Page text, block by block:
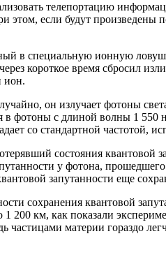
телепортацию
этом, если будут
в специальную ионную
короткое время сбросил
ион.
он излучает фотоны
фотоны с длиной волны 1 550
со стандартной частотой,
состояния квантовой
у фотона,
запутанности еще
сохранения квантовой
1 200 км, как показали
материи гораздо